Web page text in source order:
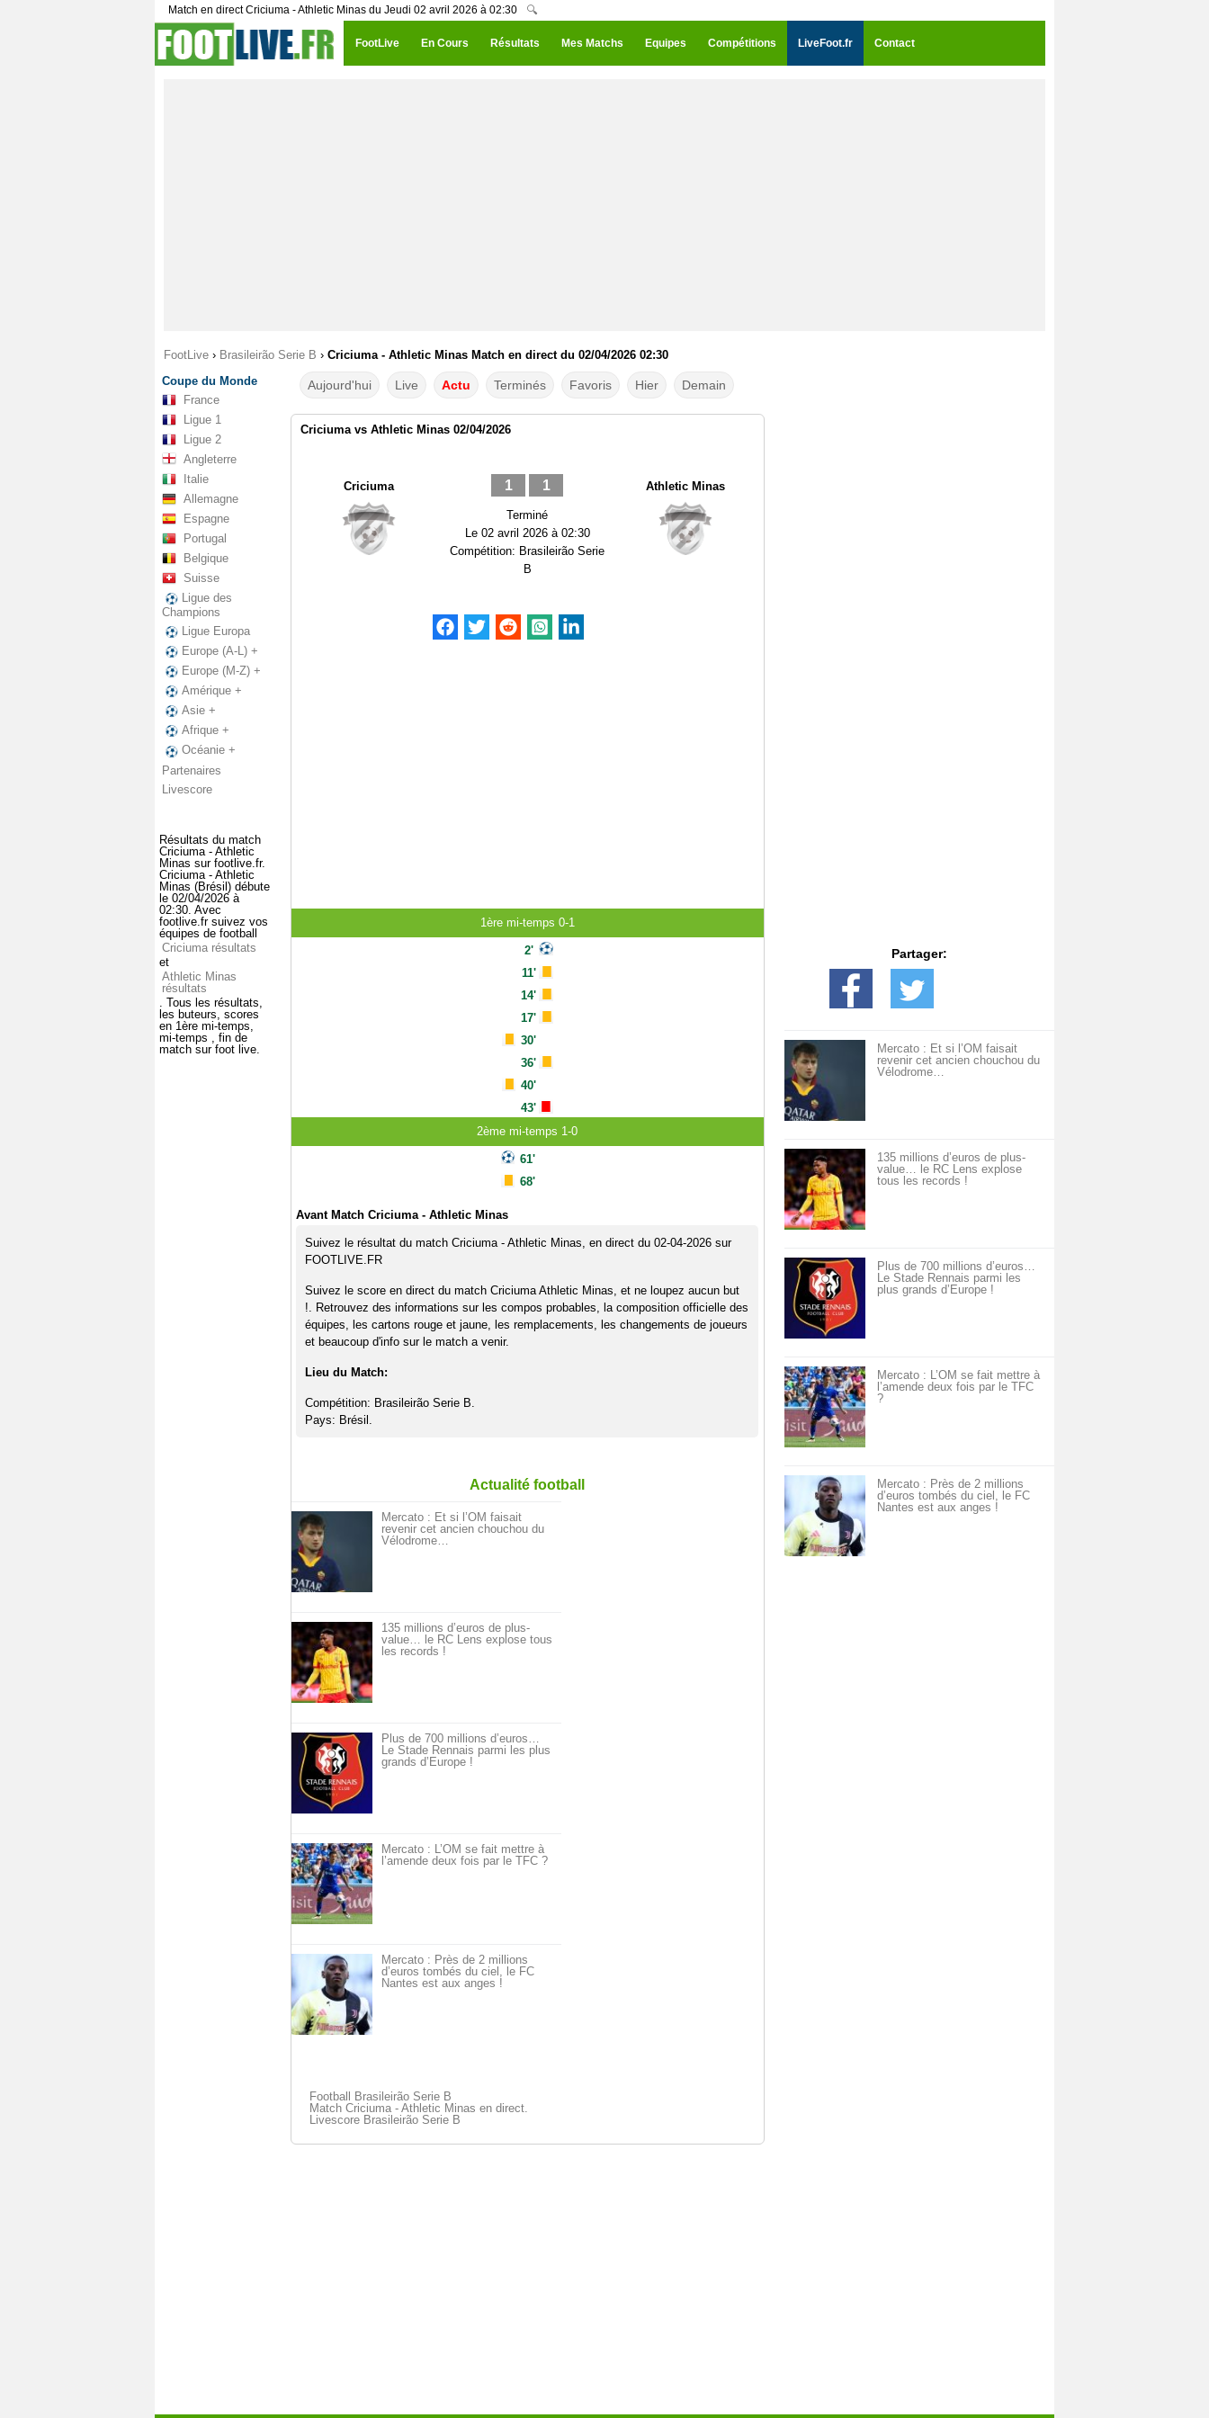
Match en direct Criciuma - Athletic Minas du Jeudi 02 avril 2026 à 02:30 🔍
FootLive En Cours Résultats Mes Matchs Equipes Compétitions LiveFoot.fr Contact
FootLive › Brasileirão Serie B › Criciuma - Athletic Minas Match en direct du 02/04/2026 02:30
Coupe du Monde
France
Ligue 1
Ligue 2
Angleterre
Italie
Allemagne
Espagne
Portugal
Belgique
Suisse
Ligue des
Champions
Ligue Europa
Europe (A-L) +
Europe (M-Z) +
Amérique +
Asie +
Afrique +
Océanie +
Partenaires
Livescore
Résultats du match
Criciuma - Athletic
Minas sur footlive.fr.
Criciuma - Athletic
Minas (Brésil) débute
le 02/04/2026 à
02:30. Avec
footlive.fr suivez vos
équipes de football
Criciuma résultats
et
Athletic Minas
résultats
. Tous les résultats,
les buteurs, scores
en 1ère mi-temps,
mi-temps , fin de
match sur foot live.
Aujourd'hui Live Actu Terminés Favoris Hier Demain
Criciuma vs Athletic Minas 02/04/2026
Criciuma 1 1
Terminé
Le 02 avril 2026 à 02:30
Compétition: Brasileirão Serie
B
Athletic Minas
1ère mi-temps 0-1
2'
11'
14'
17'
30'
36'
40'
43'
2ème mi-temps 1-0
61'
68'
Avant Match Criciuma - Athletic Minas
Suivez le résultat du match Criciuma - Athletic Minas, en direct du 02-04-2026 sur
FOOTLIVE.FR
Suivez le score en direct du match Criciuma Athletic Minas, et ne loupez aucun but
!. Retrouvez des informations sur les compos probables, la composition officielle des
équipes, les cartons rouge et jaune, les remplacements, les changements de joueurs
et beaucoup d'info sur le match a venir.
Lieu du Match:
Compétition: Brasileirão Serie B.
Pays: Brésil.
Actualité football
Mercato : Et si l’OM faisait
revenir cet ancien chouchou du
Vélodrome…
135 millions d’euros de plus-
value… le RC Lens explose tous
les records !
Plus de 700 millions d’euros…
Le Stade Rennais parmi les plus
grands d’Europe !
Mercato : L’OM se fait mettre à
l’amende deux fois par le TFC ?
Mercato : Près de 2 millions
d’euros tombés du ciel, le FC
Nantes est aux anges !
Football Brasileirão Serie B
Match Criciuma - Athletic Minas en direct.
Livescore Brasileirão Serie B
Partager:
Mercato : Et si l’OM faisait
revenir cet ancien chouchou du
Vélodrome…
135 millions d’euros de plus-
value… le RC Lens explose
tous les records !
Plus de 700 millions d’euros…
Le Stade Rennais parmi les
plus grands d’Europe !
Mercato : L’OM se fait mettre à
l’amende deux fois par le TFC
?
Mercato : Près de 2 millions
d’euros tombés du ciel, le FC
Nantes est aux anges !